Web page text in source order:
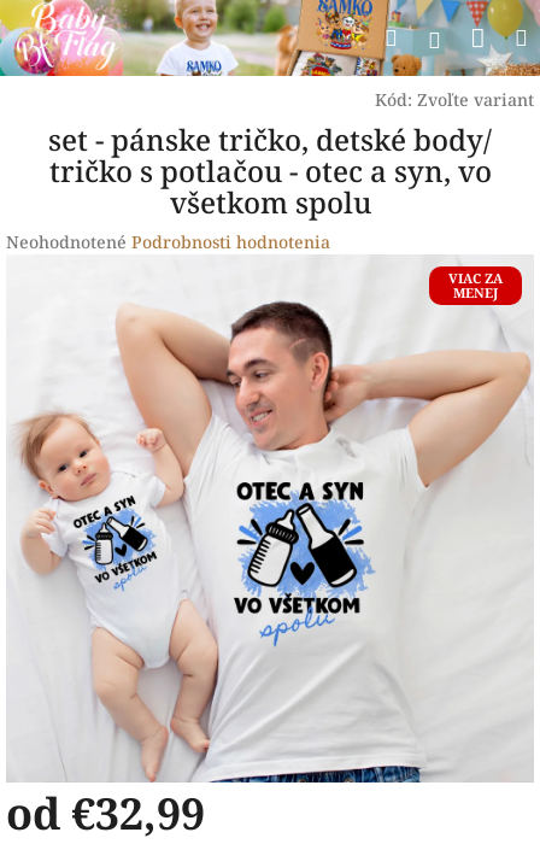
Prejsť
na
obsah
Hľadať
Kód: Zvoľte variant
set - pánske tričko, detské body/
tričko s potlačou - otec a syn, vo
všetkom spolu
Priemerné
hviezdičiek.
Neohodnotené Podrobnosti hodnotenia
VIAC ZA
MENEJ
od €32,99